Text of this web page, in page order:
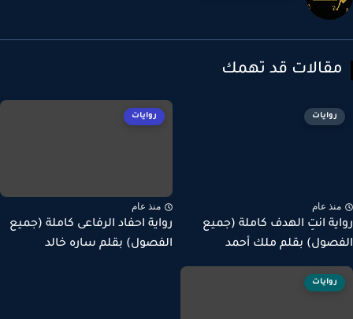
قد تهمك
روايات
عام
انتِ الهدف كاملة (جميع
بقلم ملك أحمد
روايات
منذ عام
رواية احفاد الرفاعى كاملة (جميع
الفصول) بقلم ساره خالد
روايات